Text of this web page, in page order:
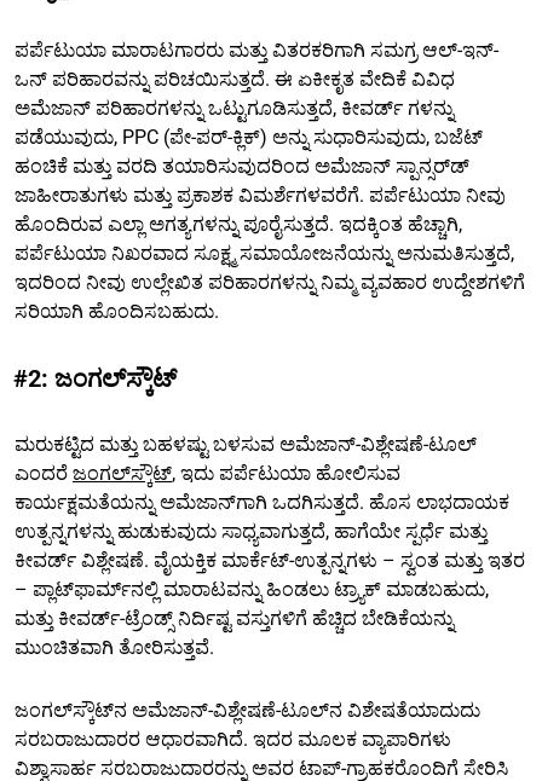
ಪರ್ಪೆಟುಯಾ ಮಾರಾಟಗಾರರು ಮತ್ತು ವಿತರಕರಿಗಾಗಿ ಸಮಗ್ರ ಆಲ್-ಇನ್-
ಒನ್ ಪರಿಹಾರವನ್ನು ಪರಿಚಯಿಸುತ್ತದೆ. ಈ ಏಕೀಕೃತ ವೇದಿಕೆ ವಿವಿಧ
ಅಮೆಜಾನ್ ಪರಿಹಾರಗಳನ್ನು ಒಟ್ಟುಗೂಡಿಸುತ್ತದೆ, ಕೀವರ್ಡ್ ಗಳನ್ನು
ಪಡೆಯುವುದು, PPC (ಪೇ-ಪರ್-ಕ್ಲಿಕ್) ಅನ್ನು ಸುಧಾರಿಸುವುದು, ಬಜೆಟ್
ಹಂಚಿಕೆ ಮತ್ತು ವರದಿ ತಯಾರಿಸುವುದರಿಂದ ಅಮೆಜಾನ್ ಸ್ಪಾನ್ಸರ್‌ಡ್
ಜಾಹೀರಾತುಗಳು ಮತ್ತು ಪ್ರಕಾಶಕ ವಿಮರ್ಶೆಗಳವರೆಗೆ. ಪರ್ಪೆಟುಯಾ ನೀವು
ಹೊಂದಿರುವ ಎಲ್ಲಾ ಅಗತ್ಯಗಳನ್ನು ಪೂರೈಸುತ್ತದೆ. ಇದಕ್ಕಿಂತ ಹೆಚ್ಚಾಗಿ,
ಪರ್ಪೆಟುಯಾ ನಿಖರವಾದ ಸೂಕ್ಷ್ಮ ಸಮಾಯೋಜನೆಯನ್ನು ಅನುಮತಿಸುತ್ತದೆ,
ಇದರಿಂದ ನೀವು ಉಲ್ಲೇಖಿತ ಪರಿಹಾರಗಳನ್ನು ನಿಮ್ಮ ವ್ಯವಹಾರ ಉದ್ದೇಶಗಳಿಗೆ
ಸರಿಯಾಗಿ ಹೊಂದಿಸಬಹುದು.
#2: ಜಂಗಲ್‌ಸ್ಕೌಟ್
ಮರುಕಟ್ಟಿದ ಮತ್ತು ಬಹಳಷ್ಟು ಬಳಸುವ ಅಮೆಜಾನ್-ವಿಶ್ಲೇಷಣೆ-ಟೂಲ್
ಎಂದರೆ ಜಂಗಲ್‌ಸ್ಕೌಟ್, ಇದು ಪರ್ಪೆಟುಯಾ ಹೋಲಿಸುವ
ಕಾರ್ಯಕ್ಷಮತೆಯನ್ನು ಅಮೆಜಾನ್‌ಗಾಗಿ ಒದಗಿಸುತ್ತದೆ. ಹೊಸ ಲಾಭದಾಯಕ
ಉತ್ಪನ್ನಗಳನ್ನು ಹುಡುಕುವುದು ಸಾಧ್ಯವಾಗುತ್ತದೆ, ಹಾಗೆಯೇ ಸ್ಪರ್ಧೆ ಮತ್ತು
ಕೀವರ್ಡ್ ವಿಶ್ಲೇಷಣೆ. ವೈಯಕ್ತಿಕ ಮಾರ್ಕೆಟ್-ಉತ್ಪನ್ನಗಳು – ಸ್ವಂತ ಮತ್ತು ಇತರ
– ಪ್ಲಾಟ್‌ಫಾರ್ಮ್‌ನಲ್ಲಿ ಮಾರಾಟವನ್ನು ಹಿಂಡಲು ಟ್ರ್ಯಾಕ್ ಮಾಡಬಹುದು,
ಮತ್ತು ಕೀವರ್ಡ್-ಟ್ರೆಂಡ್ಸ್ ನಿರ್ದಿಷ್ಟ ವಸ್ತುಗಳಿಗೆ ಹೆಚ್ಚಿದ ಬೇಡಿಕೆಯನ್ನು
ಮುಂಚಿತವಾಗಿ ತೋರಿಸುತ್ತವೆ.
ಜಂಗಲ್‌ಸ್ಕೌಟ್‌ನ ಅಮೆಜಾನ್-ವಿಶ್ಲೇಷಣೆ-ಟೂಲ್‌ನ ವಿಶೇಷತೆಯಾದುದು
ಸರಬರಾಜುದಾರರ ಆಧಾರವಾಗಿದೆ. ಇದರ ಮೂಲಕ ವ್ಯಾಪಾರಿಗಳು
ವಿಶ್ವಾಸಾರ್ಹ ಸರಬರಾಜುದಾರರನ್ನು ಅವರ ಟಾಪ್-ಗ್ರಾಹಕರೊಂದಿಗೆ ಸೇರಿಸಿ